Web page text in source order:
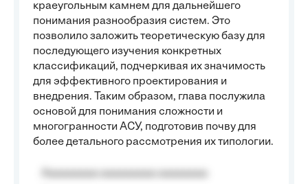
краеугольным камнем для дальнейшего
понимания разнообразия систем. Это
позволило заложить теоретическую базу для
последующего изучения конкретных
классификаций, подчеркивая их значимость
для эффективного проектирования и
внедрения. Таким образом, глава послужила
основой для понимания сложности и
многогранности АСУ, подготовив почву для
более детального рассмотрения их типологии.